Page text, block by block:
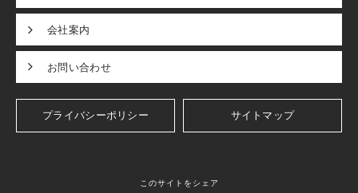
会社案内
お問い合わせ
プライバシーポリシー サイトマップ
このサイトをシェア